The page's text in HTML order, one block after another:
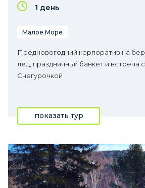
1 день
Малое Море
Предновогодний корпоратив на
лёд, праздничный банкет и
Снегурочкой
показать тур